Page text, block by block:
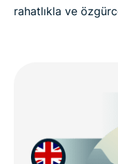
rahatlıkla ve